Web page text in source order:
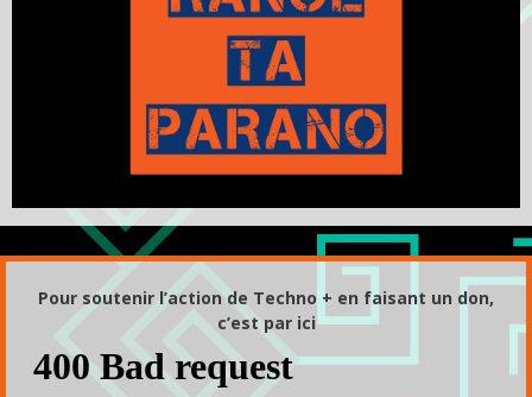
Pour soutenir l’action de Techno + en faisant un don,
c’est par ici